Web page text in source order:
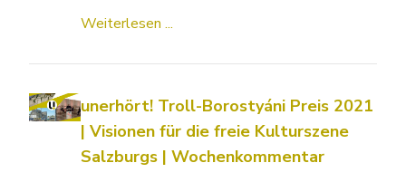
Weiterlesen ...
unerhört! Troll-Borostyáni Preis 2021
| Visionen für die freie Kulturszene
Salzburgs | Wochenkommentar